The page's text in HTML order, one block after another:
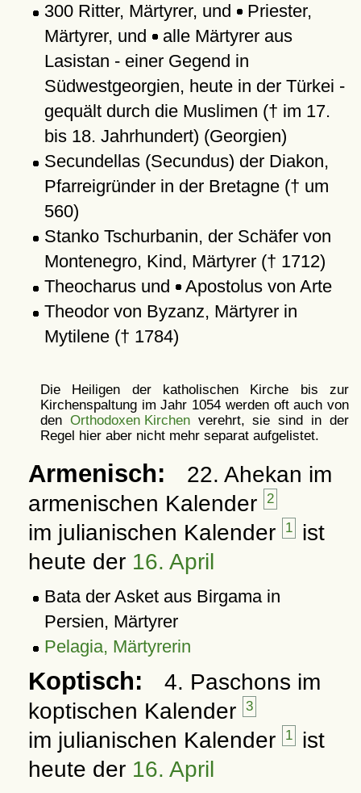
300 Ritter, Märtyrer, und Priester,
Märtyrer, und alle Märtyrer aus
Lasistan - einer Gegend in
Südwestgeorgien, heute in der Türkei -
gequält durch die Muslimen († im 17.
bis 18. Jahrhundert) (Georgien)
Secundellas (Secundus) der Diakon,
Pfarreigründer in der Bretagne († um
560)
Stanko Tschurbanin, der Schäfer von
Montenegro, Kind, Märtyrer († 1712)
Theocharus und Apostolus von Arte
Theodor von Byzanz, Märtyrer in
Mytilene († 1784)
Die Heiligen der katholischen Kirche bis zur
Kirchenspaltung im Jahr 1054 werden oft auch von
den Orthodoxen Kirchenverehrt, sie sind in der
Regel hier aber nicht mehr separat aufgelistet.
Armenisch:
22. Ahekan im
armenischen Kalender
2
im julianischen Kalender 1 ist
heute der 16. April
Bata der Asket aus Birgama in
Persien, Märtyrer
Pelagia, Märtyrerin
Koptisch: 4. Paschons im
koptischen Kalender
3
im julianischen Kalender 1 ist
heute der 16. April